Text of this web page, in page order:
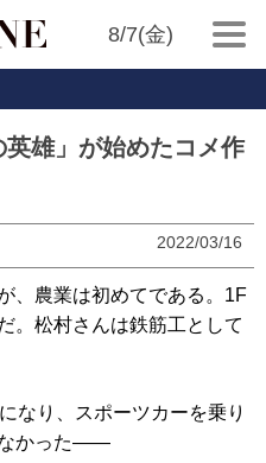
8/7(金)
雄」が始めたコメ作
2022/03/16
、農業は初めてである。1F
。松村さんは鉄筋工として
り、スポーツカーを乗り
なかった――